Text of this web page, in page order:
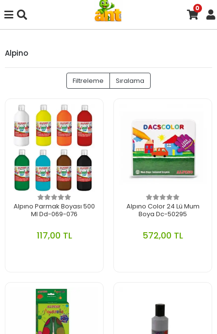
0
Alpino
Filtreleme Sıralama
Alpıno Parmak Boyası 500
Ml Dd-069-076
117,00 TL
Alpıno Color 24 Lü Mum
Boya Dc-50295
572,00 TL